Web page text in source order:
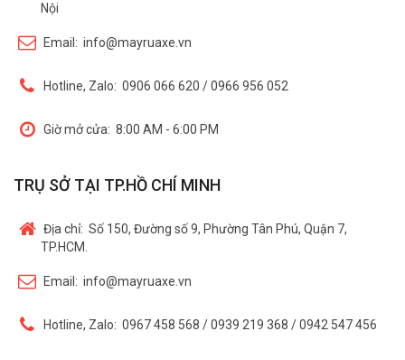
Nội
Email: info@mayruaxe.vn
Hotline, Zalo: 0906 066 620 / 0966 956 052
Giờ mở cửa: 8:00 AM - 6:00 PM
TRỤ SỞ TẠI TP.HỒ CHÍ MINH
Địa chỉ: Số 150, Đường số 9, Phường Tân Phú, Quận 7,
TP.HCM.
Email: info@mayruaxe.vn
Hotline, Zalo: 0967 458 568 / 0939 219 368 / 0942 547 456